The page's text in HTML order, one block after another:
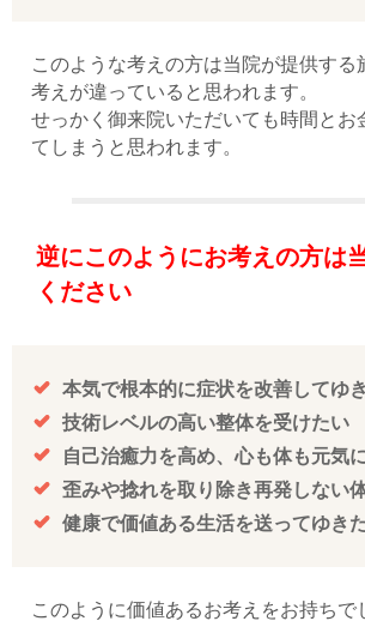
このような考えの方は当院が提供する
考えが違っていると思われます。
せっかく御来院いただいても時間とお
てしまうと思われます。
逆にこのようにお考えの方は
ください
本気で根本的に症状を改善してゆ
技術レベルの高い整体を受けたい
自己治癒力を高め、心も体も元気
歪みや捻れを取り除き再発しない
健康で価値ある生活を送ってゆき
このように価値あるお考えをお持ちで